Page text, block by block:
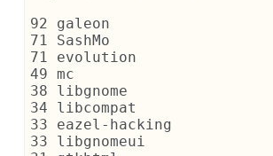
92 galeon
71 SashMo
71 evolution
49 mc
38 libgnome
34 libcompat
33 eazel-hacking
33 libgnomeui